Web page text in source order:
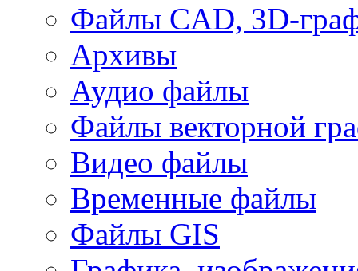
Файлы CAD, 3D-
Архивы
Аудио файлы
Файлы векторной
Видео файлы
Временные файлы
Файлы GIS